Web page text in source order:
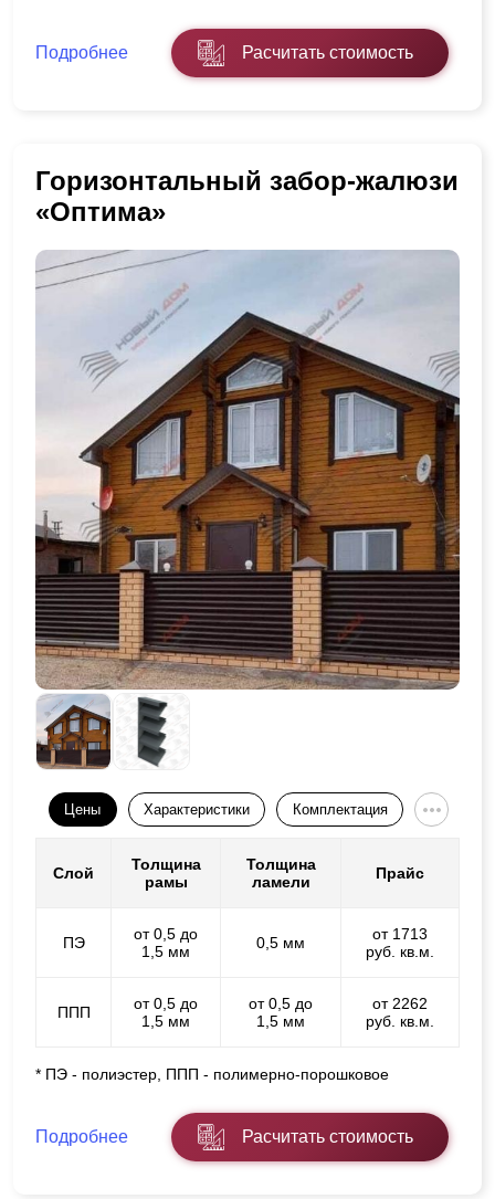
Подробнее Расчитать стоимость
Горизонтальный забор-жалюзи
«Оптима»
Цены Характеристики Комплектация
Слой
Толщина
рамы
Толщина
ламели
Прайс
ПЭ
от 0,5 до
1,5 мм
0,5 мм
от 1713
руб. кв.м.
ППП
от 0,5 до
1,5 мм
от 0,5 до
1,5 мм
от 2262
руб. кв.м.
* ПЭ - полиэстер, ППП - полимерно-порошковое
Подробнее Расчитать стоимость